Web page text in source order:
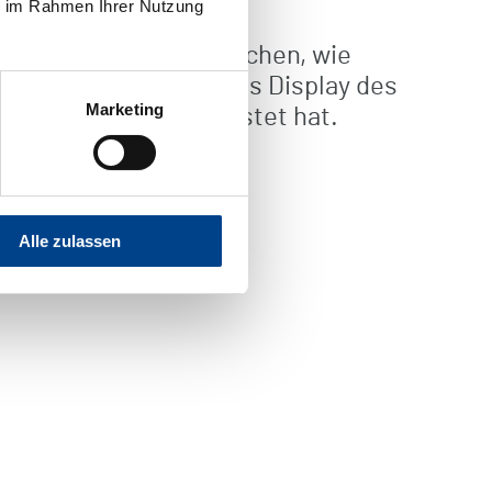
Rahmen Ihrer Nutzung
Marketing
Alle zulassen
in weiteren Bereichen, wie
zeigt das Display des
es geleistet hat.
um die